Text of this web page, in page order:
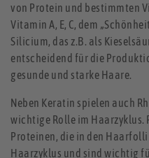
von Protein und bestimmten
Vitamin A, E, C, dem
Silicium, das z.B. als
entscheidend für die
gesunde und starke Haare.
Neben Keratin spielen auch
wichtige Rolle im Haarzyklus.
Proteinen, die in den
Haarzyklus und sind wichtig